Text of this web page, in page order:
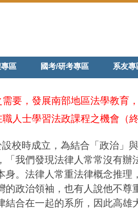
區 國考/研考專區 系友專
要，發展南部地區法學教育
人士學習法政課程之機會（終
校時成立，為結合「政治」
我們發現法律人常常沒有
。法律人常重法律概念推理
的政治領袖，也有人說他不
合在一起的系所，因此高